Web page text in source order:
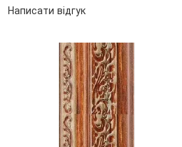
Написати відгук